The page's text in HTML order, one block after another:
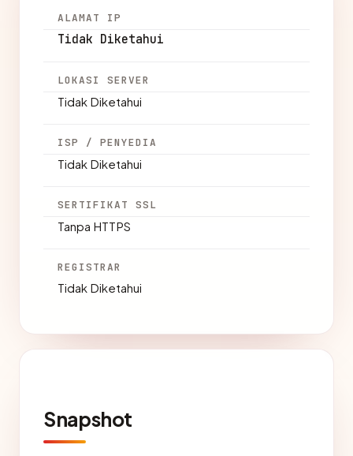
ALAMAT IP
Tidak Diketahui
LOKASI SERVER
Tidak Diketahui
ISP / PENYEDIA
Tidak Diketahui
SERTIFIKAT SSL
Tanpa HTTPS
REGISTRAR
Tidak Diketahui
Snapshot